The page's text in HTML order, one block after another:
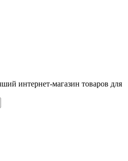
интернет-магазин товаров для